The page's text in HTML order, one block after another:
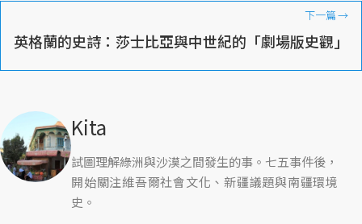
下一篇→
英格蘭的史詩：莎士比亞與中世紀的「劇場版史觀」
Kita
試圖理解綠洲與沙漠之間發生的事。七五事件後，
開始關注維吾爾社會文化、新疆議題與南疆環境
史。